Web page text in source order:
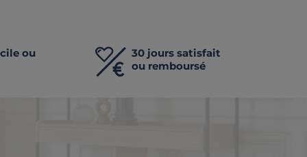
ou
30 jours satisfait
ou remboursé